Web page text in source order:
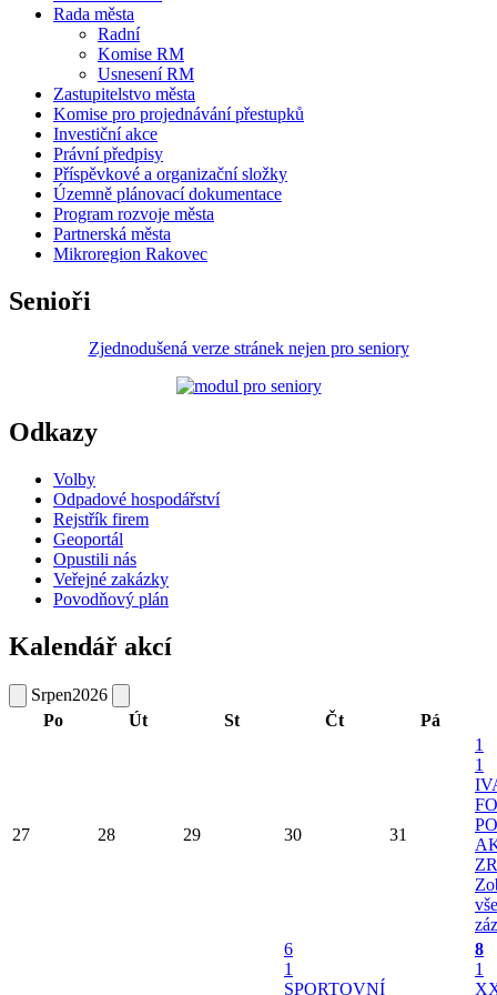
Rada města
Radní
Komise RM
Usnesení RM
Zastupitelstvo města
Komise pro projednávání přestupků
Investiční akce
Právní předpisy
Příspěvkové a organizační složky
Územně plánovací dokumentace
Program rozvoje města
Partnerská města
Mikroregion Rakovec
Senioři
Zjednodušená verze stránek nejen pro seniory
Odkazy
Volby
Odpadové hospodářství
Rejstřík firem
Geoportál
Opustili nás
Veřejné zakázky
Povodňový plán
Kalendář akcí
Srpen2026
Po
Út St Čt Pá
27 28 29 30 31
1
1
6
1
SPORTOVNÍ
8
1